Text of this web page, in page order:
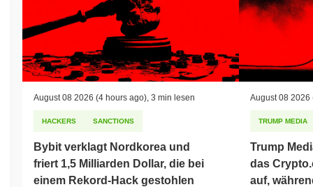
verzeichnete. Dies deutet auf eine starke Performance der
Preisentwicklung von DKEY im Vergleich zur breiteren
Marktdynamik hin.
August 08 2026 (4 hours ago) 3 min lesen
HACKERS SANCTIONS
Bybit verklagt Nordkorea und
friert 1,5 Milliarden Dollar, die bei
einem Rekord-Hack gestohlen
August 08 2026
TRUMP MEDIA
Trump
das
auf,